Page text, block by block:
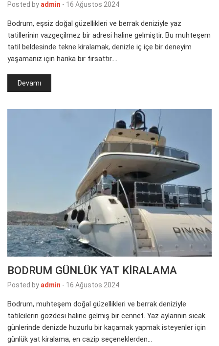
Posted by admin - 16 Ağustos 2024
Bodrum, eşsiz doğal güzellikleri ve berrak deniziyle yaz
tatillerinin vazgeçilmez bir adresi haline gelmiştir. Bu muhteşem
tatil beldesinde tekne kiralamak, denizle iç içe bir deneyim
yaşamanız için harika bir fırsattır.…
Devamı
BODRUM GÜNLÜK YAT KİRALAMA
Posted by admin - 16 Ağustos 2024
Bodrum, muhteşem doğal güzellikleri ve berrak deniziyle
tatilcilerin gözdesi haline gelmiş bir cennet. Yaz aylarının sıcak
günlerinde denizde huzurlu bir kaçamak yapmak isteyenler için
günlük yat kiralama, en cazip seçeneklerden…